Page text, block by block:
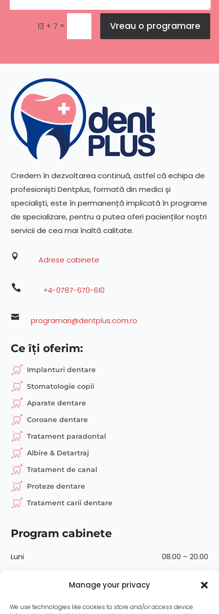
Manage your privacy
We use technologies like cookies to store and/or access device
13 + 7 = Vreau o programare
Credem în dezvoltarea continuă, astfel că echipa de
profesioniști Dentplus, formată din medici și
specialiști, este în permanență implicată în programe
de specializare, pentru a putea oferi pacienților noștri
servicii de cea mai înaltă calitate.
 Adrese cabinete
 +4-0787-670-610
 programari@dentplus.com.ro
Ce îți oferim:
Implanturi dentare
Stomatologie copii
Aparate dentare
Coroane dentare
Tratament paradontal
Albire & Detartraj
Tratament de canal
Proteze dentare
Tratament carii dentare
Program cabinete
Luni 08.00 – 20.00
08.00 – 20.00
Miercuri 08.00 – 20.00